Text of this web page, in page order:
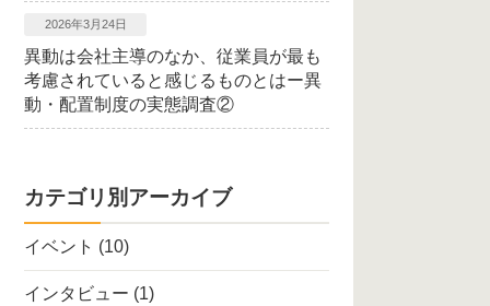
2026年3月24日
異動は会社主導のなか、従業員が最も
考慮されていると感じるものとはー異
動・配置制度の実態調査②
カテゴリ別アーカイブ
イベント (10)
インタビュー (1)